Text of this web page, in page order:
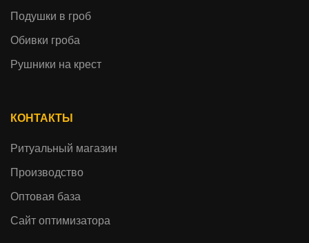
Подушки в гроб
Обивки гроба
Рушники на крест
КОНТАКТЫ
Ритуальный магазин
Производство
Оптовая база
Сайт оптимизатора